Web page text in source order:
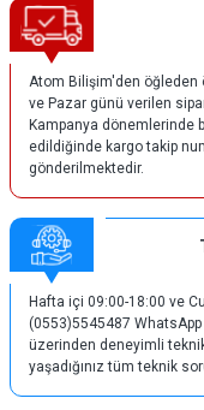
Atom Bilişim'den öğleden
ve Pazar günü verilen
Kampanya dönemlerinde
edildiğinde kargo takip
gönderilmektedir.
Hafta içi 09:00-18:00 ve
(0553)5545487
üzerinden deneyimli
yaşadığınız tüm teknik